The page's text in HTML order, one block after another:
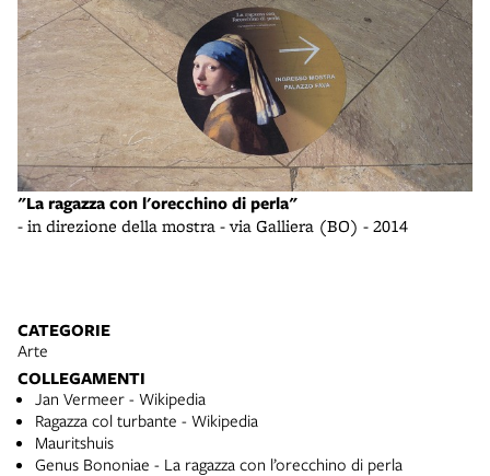
"La ragazza con l'orecchino di perla"
- in direzione della mostra - via Galliera (BO) - 2014
CATEGORIE
Arte
COLLEGAMENTI
Jan Vermeer - Wikipedia
Ragazza col turbante - Wikipedia
Mauritshuis
Genus Bononiae - La ragazza con l’orecchino di perla